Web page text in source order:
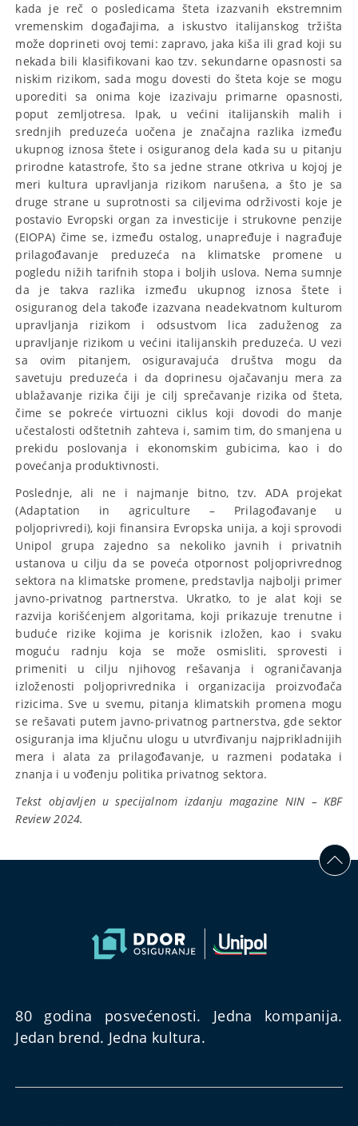
kada je reč o posledicama šteta izazvanih ekstremnim
vremenskim događajima, a iskustvo italijanskog tržišta
može doprineti ovoj temi: zapravo, jaka kiša ili grad koji su
nekada bili klasifikovani kao tzv. sekundarne opasnosti sa
niskim rizikom, sada mogu dovesti do šteta koje se mogu
uporediti sa onima koje izazivaju primarne opasnosti,
poput zemljotresa. Ipak, u većini italijanskih malih i
srednjih preduzeća uočena je značajna razlika između
ukupnog iznosa štete i osiguranog dela kada su u pitanju
prirodne katastrofe, što sa jedne strane otkriva u kojoj je
meri kultura upravljanja rizikom narušena, a što je sa
druge strane u suprotnosti sa ciljevima održivosti koje je
postavio Evropski organ za investicije i strukovne penzije
(EIOPA) čime se, između ostalog, unapređuje i nagrađuje
prilagođavanje preduzeća na klimatske promene u
pogledu nižih tarifnih stopa i boljih uslova. Nema sumnje
da je takva razlika između ukupnog iznosa štete i
osiguranog dela takođe izazvana neadekvatnom kulturom
upravljanja rizikom i odsustvom lica zaduženog za
upravljanje rizikom u većini italijanskih preduzeća. U vezi
sa ovim pitanjem, osiguravajuća društva mogu da
savetuju preduzeća i da doprinesu ojačavanju mera za
ublažavanje rizika čiji je cilj sprečavanje rizika od šteta,
čime se pokreće virtuozni ciklus koji dovodi do manje
učestalosti odštetnih zahteva i, samim tim, do smanjena u
prekidu poslovanja i ekonomskim gubicima, kao i do
povećanja produktivnosti.
Poslednje, ali ne i najmanje bitno, tzv. ADA projekat
(Adaptation in agriculture – Prilagođavanje u
poljoprivredi), koji finansira Evropska unija, a koji sprovodi
Unipol grupa zajedno sa nekoliko javnih i privatnih
ustanova u cilju da se poveća otpornost poljoprivrednog
sektora na klimatske promene, predstavlja najbolji primer
javno-privatnog partnerstva. Ukratko, to je alat koji se
razvija korišćenjem algoritama, koji prikazuje trenutne i
buduće rizike kojima je korisnik izložen, kao i svaku
moguću radnju koja se može osmisliti, sprovesti i
primeniti u cilju njihovog rešavanja i ograničavanja
izloženosti poljoprivrednika i organizacija proizvođača
rizicima. Sve u svemu, pitanja klimatskih promena mogu
se rešavati putem javno-privatnog partnerstva, gde sektor
osiguranja ima ključnu ulogu u utvrđivanju najprikladnijih
mera i alata za prilagođavanje, u razmeni podataka i
znanja i u vođenju politika privatnog sektora.
Tekst objavljen u specijalnom izdanju magazine NIN – KBF
Review 2024.
80 godina posvećenosti. Jedna kompanija.
Jedan brend. Jedna kultura.